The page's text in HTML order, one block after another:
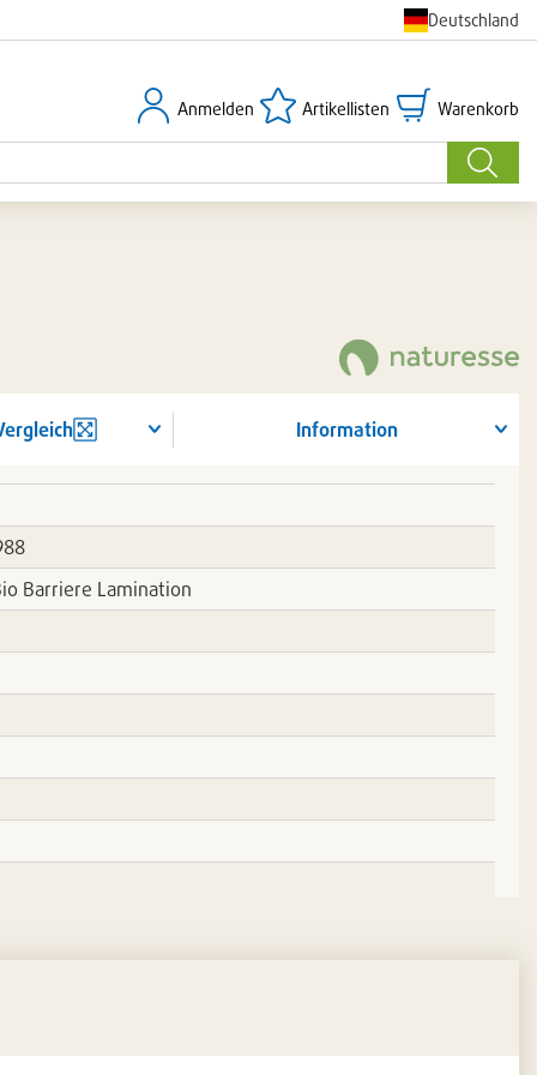
Deutschland
Suche
Anmelden
Anmelden Artikellisten
Artikellisten Warenkorb
Warenkorb
Information
Barriere Lamination